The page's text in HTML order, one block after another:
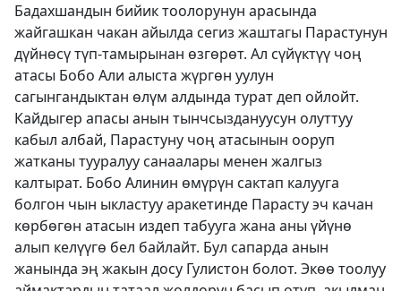
Бадахшандын бийик тоолорунун арасында
жайгашкан чакан айылда сегиз жаштагы Парастунун
дүйнөсү түп-тамырынан өзгөрөт. Ал сүйүктүү чоң
атасы Бобо Али алыста жүргөн уулун
сагынгандыктан өлүм алдында турат деп ойлойт.
Кайдыгер апасы анын тынчсыздануусун олуттуу
кабыл албай, Парастуну чоң атасынын ооруп
жатканы тууралуу санаалары менен жалгыз
калтырат. Бобо Алинин өмүрүн сактап калууга
болгон чын ыкластуу аракетинде Парасту эч качан
көрбөгөн атасын издеп табууга жана аны үйүнө
алып келүүгө бел байлайт. Бул сапарда анын
жанында эң жакын досу Гулистон болот. Экөө тоолуу